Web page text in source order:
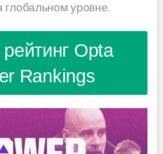
глобальном уровне.
Opta
Rankings